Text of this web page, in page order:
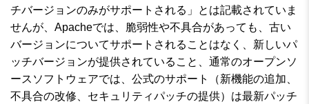
チバージョンのみがサポートされる」とは記載されていま
せんが、Apacheでは、脆弱性や不具合があっても、古い
バージョンについてサポートされることはなく、新しいパ
ッチバージョンが提供されていること、通常のオープンソ
ースソフトウェアでは、公式のサポート（新機能の追加、
不具合の改修、セキュリティパッチの提供）は最新パッチ